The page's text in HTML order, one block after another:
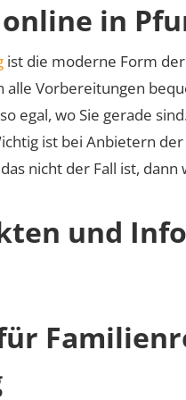
in
ist die moderne Form
alle Vorbereitungen
egal, wo Sie gerade
ist bei Anbietern
nicht der Fall ist, dann
und